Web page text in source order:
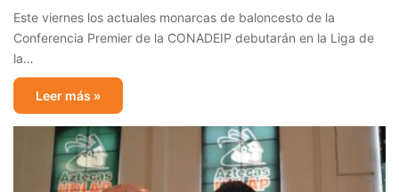
Este viernes los actuales monarcas de baloncesto de la
Conferencia Premier de la CONADEIP debutarán en la Liga de
la…
Leer más »